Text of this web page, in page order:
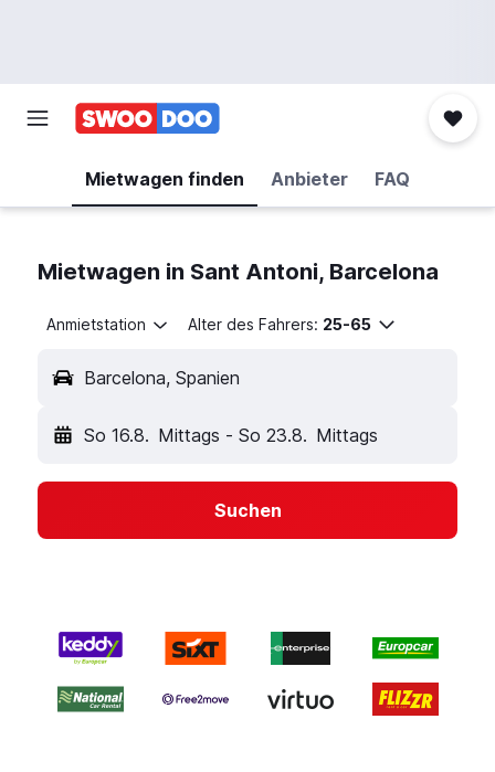
Mietwagen finden Anbieter FAQ
Mietwagen in Sant Antoni, Barcelona
Anmietstation Alter des Fahrers: 25-65
Barcelona, Spanien
So 16.8. Mittags - So 23.8. Mittags
Suchen